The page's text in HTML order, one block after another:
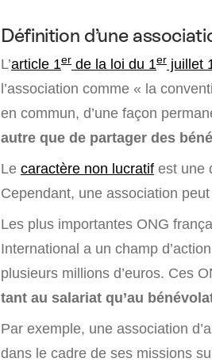
Définition d’une
L’article 1er de la loi du 1er juillet
l’association comme « la
en commun, d’une façon
autre que de partager des
Le caractère non lucratif est une
Cependant, une association
Les plus importantes ONG
International a un champ
plusieurs millions d’euros. Ces
tant au salariat qu’au
Par exemple, une association
dans le cadre de ses missions